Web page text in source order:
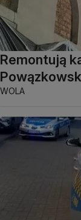
Remontują
WOLA